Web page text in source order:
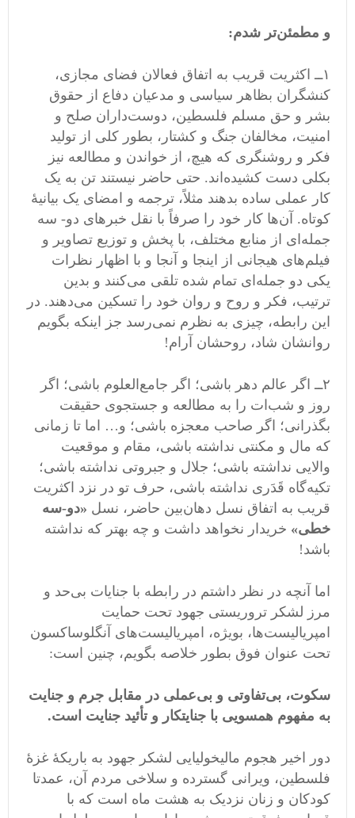
و مطمئن‌تر شدم:
١ــ اکثریت قریب به اتفاق فعالان فضای مجازی،
کنشگران بظاهر سیاسی و مدعیان دفاع از حقوق
بشر و حق مسلم فلسطین، دوست‌داران صلح و
امنیت، مخالفان جنگ و کشتار، بطور کلی از تولید
فکر و روشنگری که هیچ، از خواندن و مطالعه نیز
بکلی دست کشیده‌اند. حتی حاضر نیستند تن به یک
کار عملی ساده بدهند مثلاً، ترجمه و امضای یک بیانیۀ
کوتاه. آن‌ها کار خود را صرفاً با نقل خبرهای دو- سه
جمله‌ای از منابع مختلف، با پخش و توزیع تصاویر و
فیلم‌های هیجانی از اینجا و آنجا و با اظهار نظرات
یکی دو جمله‌ای تمام شده تلقی می‌کنند و بدین
ترتیب، فکر و روح و روان خود را تسکین می‌دهند. در
این رابطه، چیزی به نظرم نمی‌رسد جز اینکه بگویم
روانشان شاد، روحشان آرام!
٢ــ اگر عالم دهر باشی؛ اگر جامع‌العلوم باشی؛ اگر
روز و شب‌ات را به مطالعه و جستجوی حقیقت
بگذرانی؛ اگر صاحب معجزه باشی؛ و… اما تا زمانی
که مال و مکنتی نداشته باشی، مقام و موقعیت
والایی نداشته باشی؛ جلال و جبروتی نداشته باشی؛
تکیه‌گاه قَدَری نداشته باشی، حرف تو در نزد اکثریت
قریب به اتفاق نسل دهان‌بین حاضر، نسل «دو-سه
خطی» خریدار نخواهد داشت و چه بهتر که نداشته
باشد!
اما آنچه در نظر داشتم در رابطه با جنایات بی‌حد و
مرز لشکر تروریستی جهود تحت حمایت
امپریالیست‌ها، بویژه، امپریالیست‌های آنگلوساکسون
تحت عنوان فوق بطور خلاصه بگویم، چنین است:
سکوت، بی‌تفاوتی و بی‌عملی در مقابل جرم و جنایت
به مفهوم همسویی با جنایتکار و تأئید جنایت است.
دور اخیر هجوم مالیخولیایی لشکر جهود به باریکۀ غزۀ
فلسطین، ویرانی گسترده و سلاخی مردم آن، عمدتا
کودکان و زنان نزدیک به هشت ماه است که با